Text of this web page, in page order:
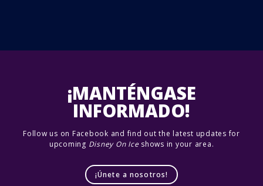
¡MANTÉNGASE
INFORMADO!
Follow us on Facebook and find out the latest updates for
upcoming Disney On Iceshows in your area.
¡Únete a nosotros!